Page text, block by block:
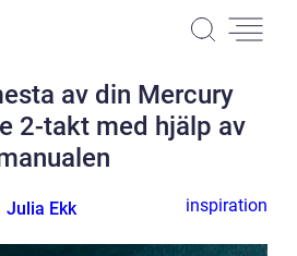
av din Mercury
2-takt med hjälp av
Julia Ekk inspiration